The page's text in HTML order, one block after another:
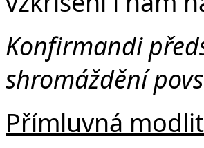
Konfirmandi
shromáždění
Přímluvná